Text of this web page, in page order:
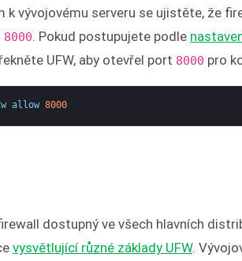
k vývojovému serveru se ujistěte, že
8000. Pokud postupujete podle
UFW, aby otevřel port 8000 pro
allow 8000
dostupný ve všech hlavních
vysvětlující různé základy UFW.